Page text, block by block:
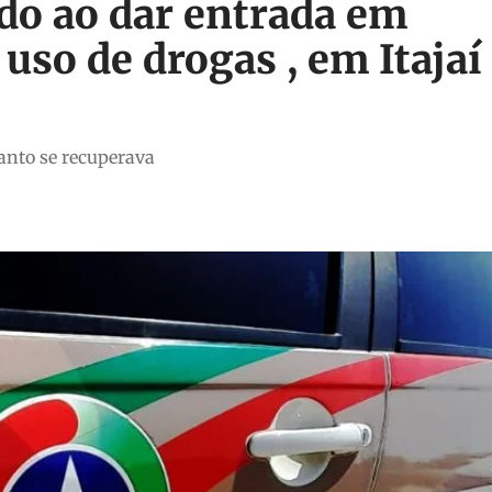
ao dar entrada em
de drogas , em Itajaí
se recuperava